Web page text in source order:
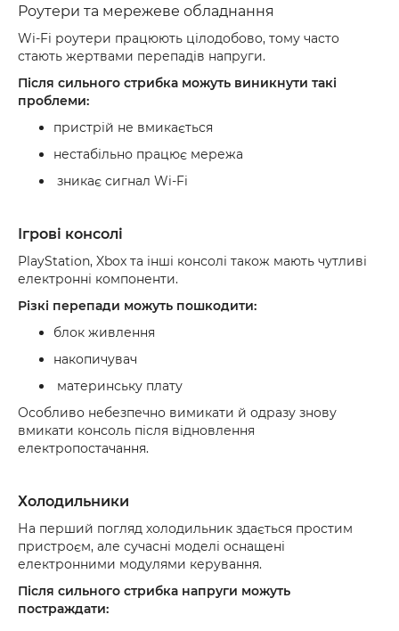
Роутери та мережеве обладнання
Wi-Fi роутери працюють цілодобово, тому часто
стають жертвами перепадів напруги.
Після сильного стрибка можуть виникнути такі
проблеми:
пристрій не вмикається
нестабільно працює мережа
зникає сигнал Wi-Fi
Ігрові консолі
PlayStation, Xbox та інші консолі також мають чутливі
електронні компоненти.
Різкі перепади можуть пошкодити:
блок живлення
накопичувач
материнську плату
Особливо небезпечно вимикати й одразу знову
вмикати консоль після відновлення
електропостачання.
Холодильники
На перший погляд холодильник здається простим
пристроєм, але сучасні моделі оснащені
електронними модулями керування.
Після сильного стрибка напруги можуть
постраждати: